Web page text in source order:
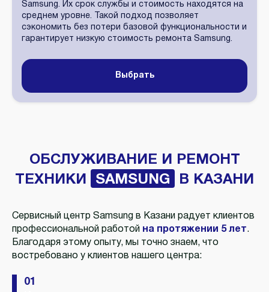
Samsung. Их срок службы и стоимость находятся на
среднем уровне. Такой подход позволяет
сэкономить без потери базовой функциональности и
гарантирует низкую стоимость ремонта Samsung.
Выбрать
ОБСЛУЖИВАНИЕ И РЕМОНТ
ТЕХНИКИ
SAMSUNG В КАЗАНИ
Сервисный центр Samsung в Казани радует клиентов
профессиональной работой
на протяжении 5 лет.
Благодаря этому опыту, мы точно знаем, что
востребовано у клиентов нашего центра:
01